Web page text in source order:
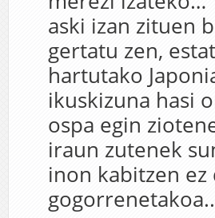
aski izan zituen
gertatu zen,
hartutako
ikuskizuna hasi
ospa egin
iraun zutenek
inon kabitzen